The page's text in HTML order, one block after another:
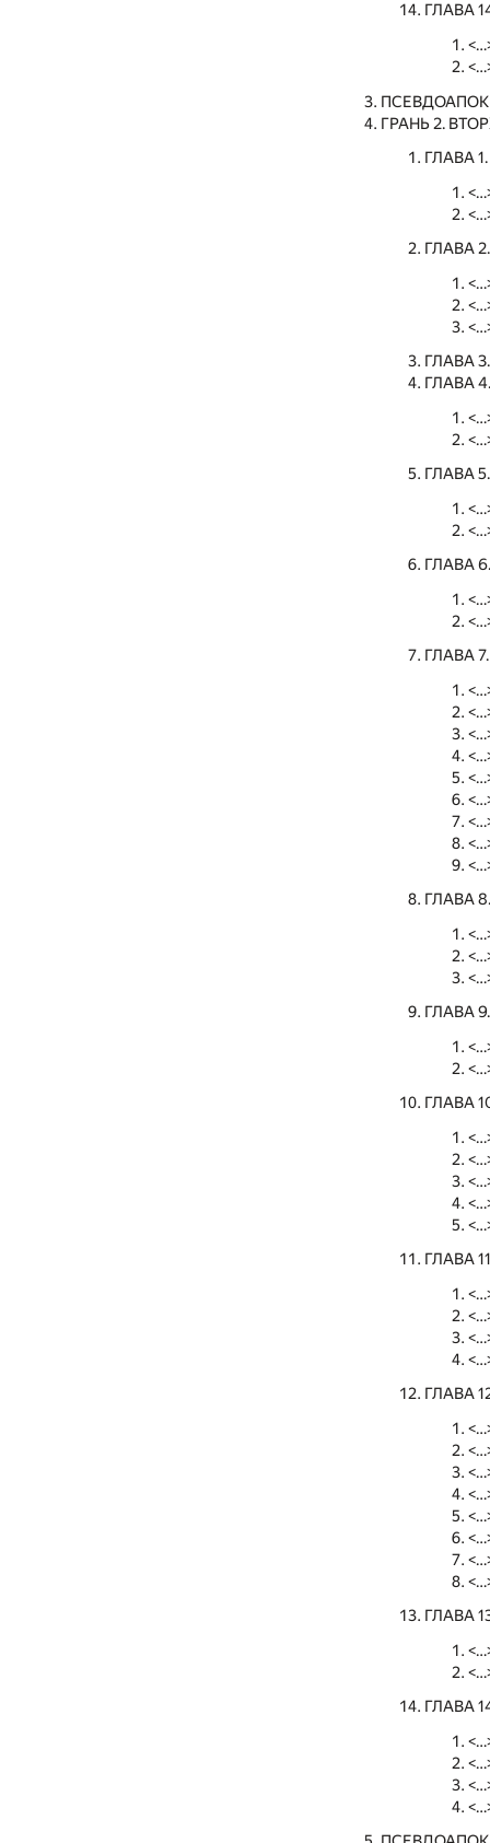
ГЛАВА
ГРАНЬ 2.
ГЛАВА
ГЛАВА
ГЛАВА
ГЛАВА
ГЛАВА
ГЛАВА
ГЛАВА
ГЛАВА
ГЛАВА
ГЛАВА
ГЛАВА
ГЛАВА
ГЛАВА
ГЛАВА